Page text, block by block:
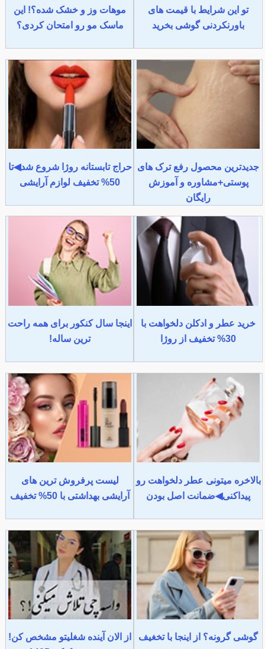
تو این شرایط با قیمت های
باورنکردنی گوشی بخرید
موهات وز و خشک شده؟! این
ماسک مو رو امتحان کردی؟
جدیدترین محصول رفع ترک های
پوستی+مشاوره و آموزش
رایگان
حراج تابستانه روژا شروع شد◀تا
50% تخفیف لوازم آرایشی
خرید عطر و ادکلن دلخواهت با
30% تخفیف از روژا
اینجا سال کنکور برای همه راحت
ترین ساله!
بالاخره میتونی عطر دلخواهت رو
پیداکنی◀ضمانت اصل بودن
لیست پرفروش ترین های
آرایشی بهداشتی با 50% تخفیف
گوشی گرونه؟ از اینجا با تخغیف
از الان آینده شغلیتو مشخص کن!